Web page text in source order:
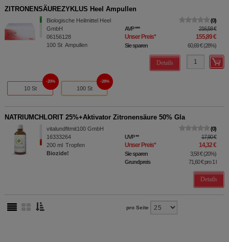
ZITRONENSÄUREZYKLUS Heel Ampullen
Biologische Heilmittel Heel
GmbH
06156128
100 St Ampullen
0
AVP*** 216,58 €
Unser Preis* 155,89 €
Sie sparen 60,69 €(28%)
Details
10 St
20%
100 St
28%
NATRIUMCHLORIT 25%+Aktivator Zitronensäure 50% Gla
vitalundfitmit100 GmbH
16333264
200 ml Tropfen
Biozide!
0
UVP** 17,90 €
Unser Preis* 14,32 €
Sie sparen 3,58 €(20%)
Grundpreis
71,60 €pro 1 l
Details
pro Seite